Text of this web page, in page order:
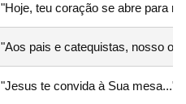
"Hoje, teu coração se abre para
"Aos pais e catequistas, nosso
"Jesus te convida à Sua mesa..."